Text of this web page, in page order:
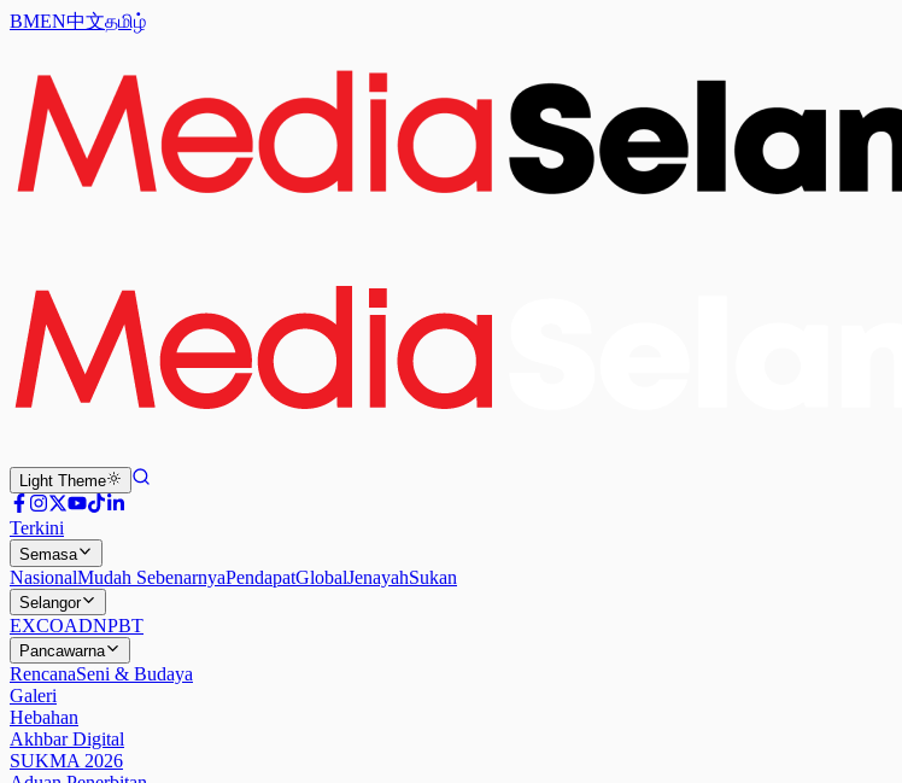
BMEN中文தமிழ்
Light Theme
Terkini
Semasa
NasionalMudah SebenarnyaPendapatGlobalJenayahSukan
Selangor
EXCOADNPBT
Pancawarna
RencanaSeni & Budaya
Galeri
Hebahan
Akhbar Digital
SUKMA 2026